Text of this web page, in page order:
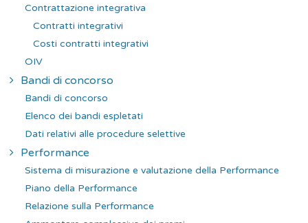
Contrattazione integrativa
Contratti integrativi
Costi contratti integrativi
OIV
Bandi di concorso
Bandi di concorso
Elenco dei bandi espletati
Dati relativi alle procedure selettive
Performance
Sistema di misurazione e valutazione della Performance
Piano della Performance
Relazione sulla Performance